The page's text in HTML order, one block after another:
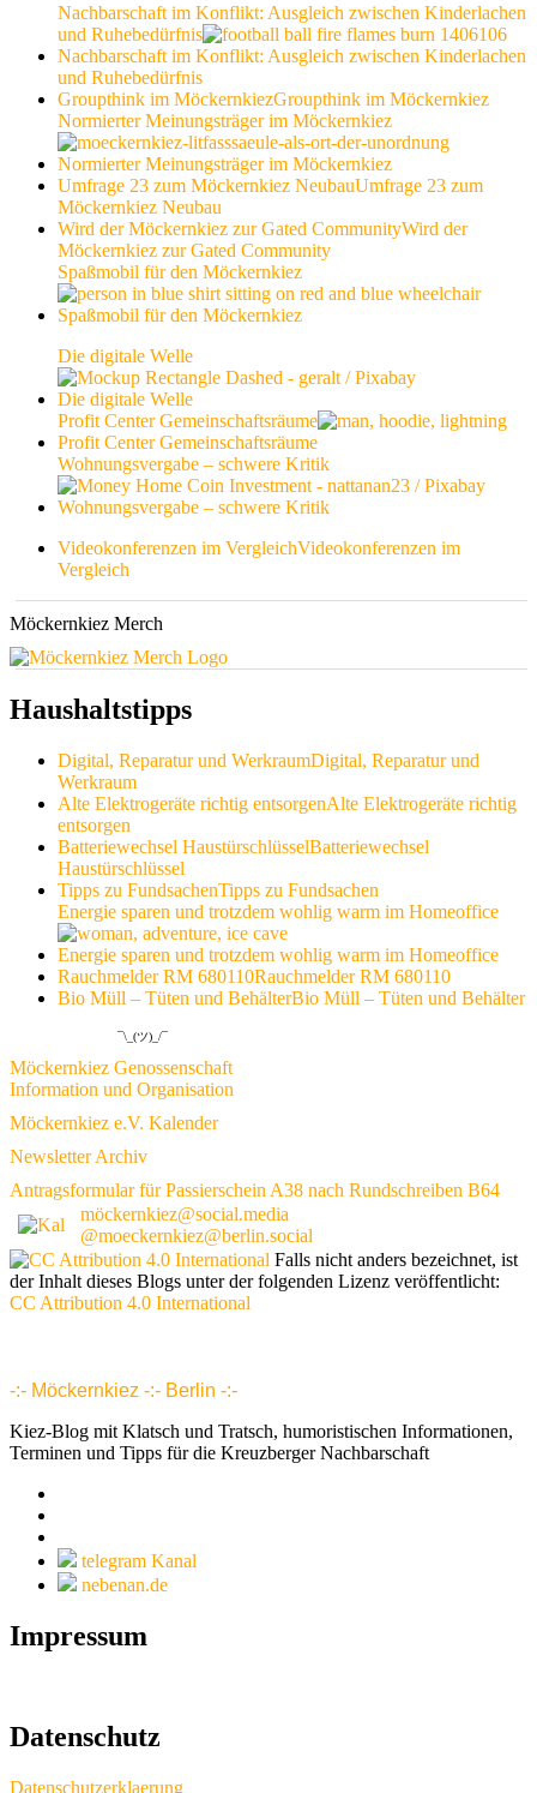
Nachbarschaft im Konflikt: Ausgleich zwischen Kinderlachen
und Ruhebedürfnis
Nachbarschaft im Konflikt: Ausgleich zwischen Kinderlachen
und Ruhebedürfnis
Groupthink im MöckernkiezGroupthink im Möckernkiez
Normierter Meinungsträger im Möckernkiez
Normierter Meinungsträger im Möckernkiez
Umfrage 23 zum Möckernkiez NeubauUmfrage 23 zum
Möckernkiez Neubau
Wird der Möckernkiez zur Gated CommunityWird der
Möckernkiez zur Gated Community
Spaßmobil für den Möckernkiez
Spaßmobil für den Möckernkiez
Die digitale Welle
Die digitale Welle
Profit Center Gemeinschaftsräume
Profit Center Gemeinschaftsräume
Wohnungsvergabe – schwere Kritik
Wohnungsvergabe – schwere Kritik
Videokonferenzen im VergleichVideokonferenzen im
Vergleich
Möckernkiez Merch
Haushaltstipps
Digital, Reparatur und WerkraumDigital, Reparatur und
Werkraum
Alte Elektrogeräte richtig entsorgenAlte Elektrogeräte richtig
entsorgen
Batteriewechsel HaustürschlüsselBatteriewechsel
Haustürschlüssel
Tipps zu FundsachenTipps zu Fundsachen
Energie sparen und trotzdem wohlig warm im Homeoffice
Energie sparen und trotzdem wohlig warm im Homeoffice
Rauchmelder RM 680110Rauchmelder RM 680110
Bio Müll – Tüten und BehälterBio Müll – Tüten und Behälter
¯\_(ツ)_/¯
Möckernkiez Genossenschaft
Information und Organisation
Möckernkiez e.V. Kalender
Newsletter Archiv
Antragsformular für Passierschein A38 nach Rundschreiben B64
möckernkiez@social.media
@moeckernkiez@berlin.social
Falls nicht anders bezeichnet, ist
der Inhalt dieses Blogs unter der folgenden Lizenz veröffentlicht:
CC Attribution 4.0 International
-:- Möckernkiez -:- Berlin -:-
Kiez-Blog mit Klatsch und Tratsch, humoristischen Informationen,
Terminen und Tipps für die Kreuzberger Nachbarschaft
telegram Kanal
nebenan.de
Impressum
Datenschutz
Datenschutzerklaerung